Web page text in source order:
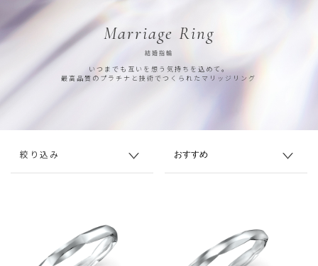
Marriage Ring
結婚指輪
いつまでも互いを想う気持ちを込めて。
最高品質のプラチナと技術でつくられたマリッジリング
絞り込み